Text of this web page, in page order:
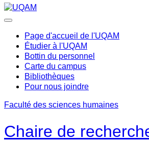
Passer
au
Page d'accueil de l'UQAM
Étudier à l'UQAM
Bottin du personnel
Carte du campus
Bibliothèques
Pour nous joindre
Faculté des sciences humaines
Chaire de